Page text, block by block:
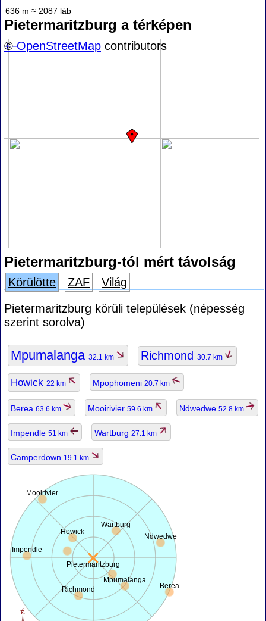
636 m ≈ 2087 láb
Pietermaritzburg a térképen
+−
©OpenStreetMap contributors
Pietermaritzburg-tól mért távolság
Körülötte ZAF
Világ
Pietermaritzburg körüli települések (népesség
szerint sorolva)
Mpumalanga 32.1 km Richmond 30.7 km
Howick 22 km Mpophomeni 20.7 km
Berea 63.6 km Mooirivier 59.6 km Ndwedwe 52.8 km
Impendle 51 km Wartburg 27.1 km
Camperdown 19.1 km
Pietermaritzburg
Mpumalanga
Richmond
Howick
Berea
Mooirivier
Ndwedwe
Impendle
Wartburg